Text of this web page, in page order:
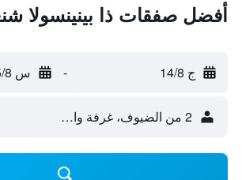
أفضل صفقات ذا بينينسولا
ج 14/8 - س 15/8
2 من الضيوف، غرفة واحدة